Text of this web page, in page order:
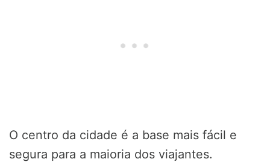
O centro da cidade é a base mais fácil e
segura para a maioria dos viajantes.